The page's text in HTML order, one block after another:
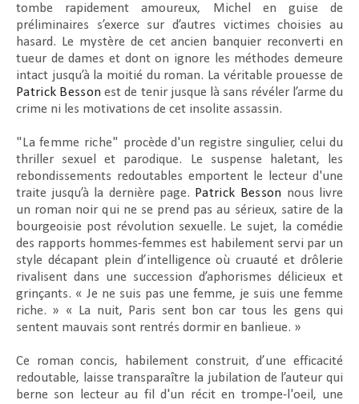
tombe rapidement amoureux, Michel en guise de
préliminaires s’exerce sur d’autres victimes choisies au
hasard. Le mystère de cet ancien banquier reconverti en
tueur de dames et dont on ignore les méthodes demeure
intact jusqu’à la moitié du roman. La véritable prouesse de
Patrick Besson est de tenir jusque là sans révéler l’arme du
crime ni les motivations de cet insolite assassin.
"La femme riche" procède d'un registre singulier, celui du
thriller sexuel et parodique. Le suspense haletant, les
rebondissements redoutables emportent le lecteur d'une
traite jusqu’à la dernière page. Patrick Besson nous livre
un roman noir qui ne se prend pas au sérieux, satire de la
bourgeoisie post révolution sexuelle. Le sujet, la comédie
des rapports hommes-femmes est habilement servi par un
style décapant plein d’intelligence où cruauté et drôlerie
rivalisent dans une succession d’aphorismes délicieux et
grinçants. « Je ne suis pas une femme, je suis une femme
riche. » «
La nuit, Paris sent bon car tous les gens qui
sentent mauvais sont rentrés dormir en banlieue. »
Ce roman concis, habilement construit, d’une efficacité
redoutable, laisse transparaître la jubilation de l’auteur qui
berne son lecteur au fil d'un récit en trompe-l'oeil, une